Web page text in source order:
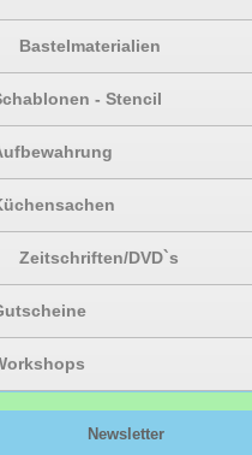
Bastelmaterialien
- Stencil
Zeitschriften/DVD`s
Newsletter